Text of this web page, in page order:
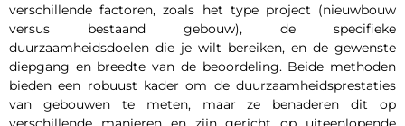
verschillende factoren, zoals het type project (nieuwbouw
versus bestaand gebouw), de specifieke
duurzaamheidsdoelen die je wilt bereiken, en de gewenste
diepgang en breedte van de beoordeling. Beide methoden
bieden een robuust kader om de duurzaamheidsprestaties
van gebouwen te meten, maar ze benaderen dit op